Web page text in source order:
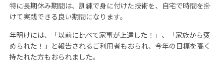
特に長期休み期間は、訓練で身に付けた技術を、自宅で時間を掛
けて実践できる良い期間になります。
年明けには、「以前に比べて家事が上達した！」、「家族から褒
められた！」と報告されるご利用者もおられ、今年の目標を高く
持たれた方もおられました。